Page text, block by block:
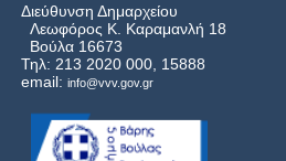
Διεύθυνση Δημαρχείου
Λεωφόρος Κ. Καραμανλή 18
Βούλα 16673
Τηλ: 213 2020 000, 15888
email: info@vvv.gov.gr